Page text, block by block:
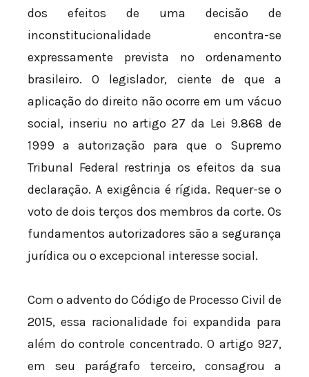
dos efeitos de uma decisão de
inconstitucionalidade encontra-se
expressamente prevista no ordenamento
brasileiro. O legislador, ciente de que a
aplicação do direito não ocorre em um vácuo
social, inseriu no artigo 27 da Lei 9.868 de
1999 a autorização para que o Supremo
Tribunal Federal restrinja os efeitos da sua
declaração. A exigência é rígida. Requer-se o
voto de dois terços dos membros da corte. Os
fundamentos autorizadores são a segurança
jurídica ou o excepcional interesse social.
Com o advento do Código de Processo Civil de
2015, essa racionalidade foi expandida para
além do controle concentrado. O artigo 927,
em seu parágrafo terceiro, consagrou a